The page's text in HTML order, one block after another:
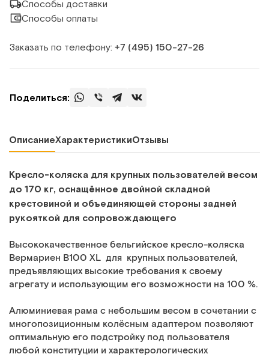
Способы доставки
Способы оплаты
Заказать по телефону: +7 (495) 150‑27‑26
Поделиться:
ОписаниеХарактеристикиОтзывы
Кресло-коляска для крупных пользователей весом
до 170 кг, оcнащённое двойной складной
крестовиной и объединяющей стороны задней
рукояткой для сопровождающего
Высококачественное бельгийское кресло-коляска
Вермариен В100 XL для крупных пользователей,
предъявляющих высокие требования к своему
агрегату и использующим его возможности на 100 %.
Алюминиевая рама с небольшим весом в сочетании с
многопозиционным колёсным адаптером позволяют
оптимальную его подстройку под пользователя
любой конституции и характерологических